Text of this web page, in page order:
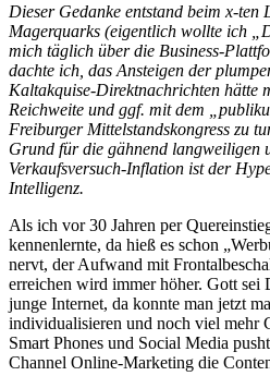
Dieser Gedanke entstand beim x-ten
Magerquarks (eigentlich wollte ich
mich täglich über die Business-
dachte ich, das Ansteigen der
Kaltakquise-Direktnachrichten hätte
Reichweite und ggf. mit dem
Freiburger Mittelstandskongress zu
Grund für die gähnend langweiligen
Verkaufsversuch-Inflation ist der
Intelligenz.
Als ich vor 30 Jahren per
kennenlernte, da hieß es schon
nervt, der Aufwand mit
erreichen wird immer höher. Gott sei
junge Internet, da konnte man jetzt
individualisieren und noch viel mehr
Smart Phones und Social Media
Channel Online-Marketing die